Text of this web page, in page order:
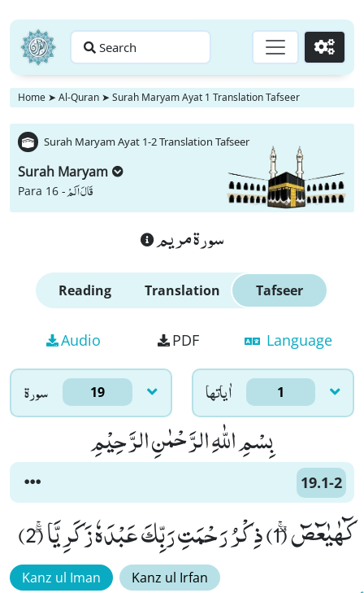
Search Go
Home ➤ Al-Quran ➤ Surah Maryam Ayat 1 Translation Tafseer
Surah Maryam Ayat 1-2 Translation Tafseer
Surah Maryam
Para 16 -قَالَ اَلَمْ
سورة مريم
Reading Translation Tafseer
Audio PDF Language
سورۃ 19 اٰياتها 1
بِسْمِ اللّٰهِ الرَّحْمٰنِ الرَّحِیْمِ
19.1-2
كٓهٰیٰعٓصٓ۫ۚ (1) ذِكْرُ رَحْمَتِ رَبِّكَ عَبْدَهٗ زَكَرِیَّاۖۚ (2)
Kanz ul Iman Kanz ul Irfan